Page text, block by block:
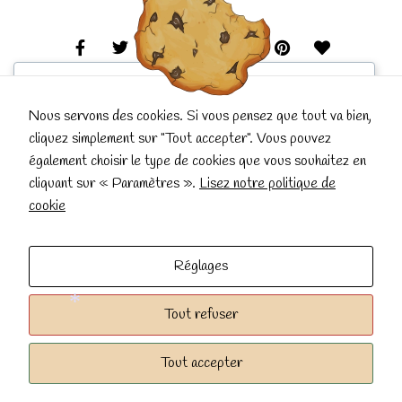
Accueil Nous Contacter
Politique De Cookies
Déclaration De Confidentialité
Conçu et réalisé avec par La Popote qui Papote.
Le site et son contenu sont mis à votre disposition selon les termes de
Licence Creative Commons Attribution - Pas d’Utilisation
Commerciale - Partage dans les Mêmes Conditions 4.0 International
Nous servons des cookies. Si vous pensez que tout va bien,
cliquez simplement sur "Tout accepter". Vous pouvez
également choisir le type de cookies que vous souhaitez en
cliquant sur « Paramètres ». Lisez notre politique de
cookie
Réglages
Tout refuser
Tout accepter
We respect your privacy
Cookies help us improve your experience, deliver
personalized content, and analyze traffic. You can
choose which cookies to allow by clickingCustomize.
ClickAccept Allto consent orReject All to decline
non-essential cookies.
Customize
Reject All
Accept All